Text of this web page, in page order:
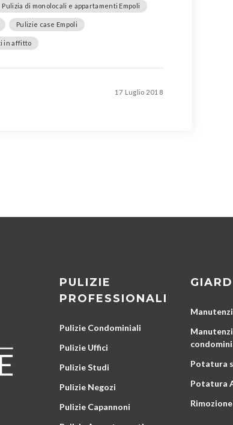
Pulizia di monolocali e appartamenti Empoli
Pulizie case Empoli
in affitto
17 Luglio 2018
PULIZIE
PROFESSIONALI
Pulizie Condominiali
Pulizie Uffici
Pulizie Studi
Pulizie Negozi
Pulizie Capannoni
Potatura
Potatura